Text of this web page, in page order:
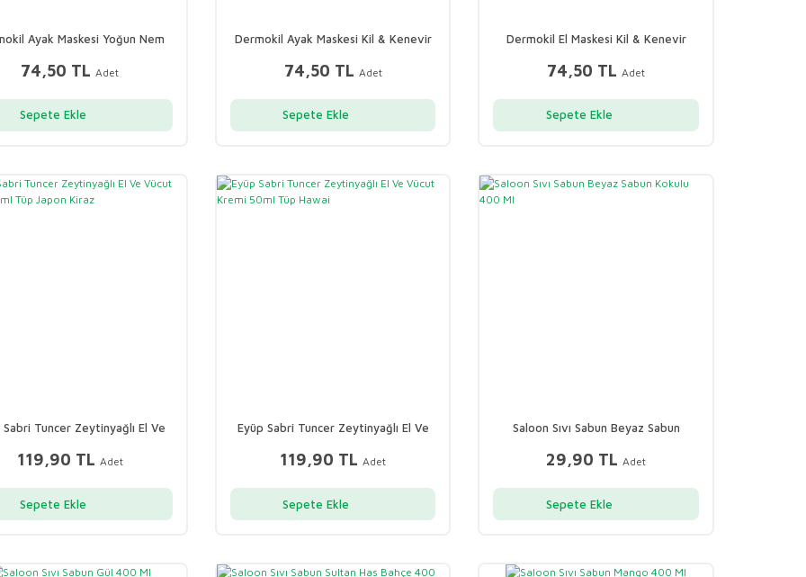
Ayak Maskesi Yoğun Nem
74,50 TLAdet
Sepete Ekle
Dermokil Ayak Maskesi Kil & Kenevir
74,50 TL Adet
Sepete Ekle
Dermokil El Maskesi Kil & Kenevir
74,50 TLAdet
Sepete Ekle
Sabri Tuncer Zeytinyağlı El Ve
119,90 TL Adet
Sepete Ekle
Eyüp Sabri Tuncer Zeytinyağlı El Ve
119,90 TLAdet
Sepete Ekle
Saloon Sıvı Sabun Beyaz Sabun
29,90 TLAdet
Sepete Ekle